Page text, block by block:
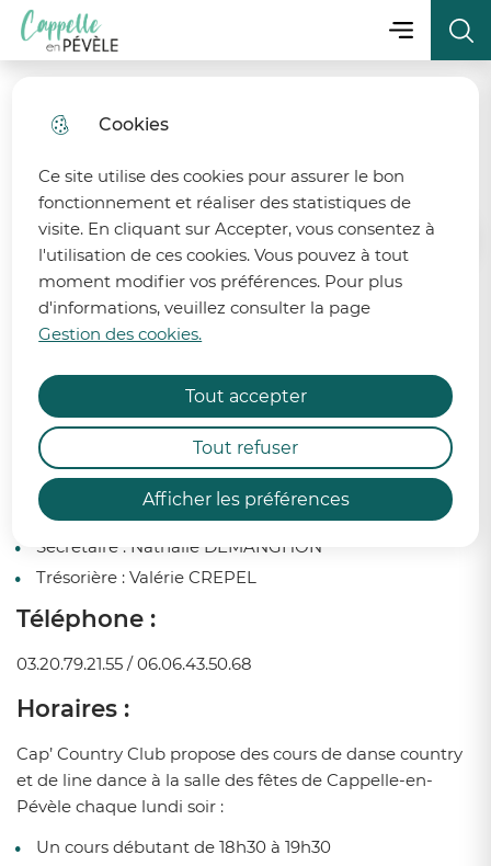
Cookies
Ce site utilise des cookies pour assurer le bon
fonctionnement et réaliser des statistiques de
visite. En cliquant sur Accepter, vous consentez à
l'utilisation de ces cookies. Vous pouvez à tout
moment modifier vos préférences. Pour plus
d'informations, veuillez consulter la page
Gestion des cookies.
Afficher les préférences
Tout accepter
Tout refuser
Aller
au
menu
principal
Consulter
le plan
du site
État de la ressource en eau
Afin de préserver la ressource en eau, 6 bassins
des départements du Nord et du Pas-de-Calais
sont désormais placés en alerte et 2 bassins
demeurent en vigilance renforcée.
En savoir plus
Ville de Cappelle-en-Pévèle
Menu
Cap’ Country Club
Accueil
Cap’ Country Club propose des
cours de danse country et de line
dance.
Membres du Bureau :
Présidente :Isabelle FOUQUES
Secrétaire : Nathalie DEMANGHON
Trésorière : Valérie CREPEL
Téléphone :
03.20.79.21.55 / 06.06.43.50.68
Horaires :
Cap’ Country Club propose des cours de danse country
et de line dance à la salle des fêtes de Cappelle-en-
Pévèle chaque lundi soir :
Un cours débutant de 18h30 à 19h30